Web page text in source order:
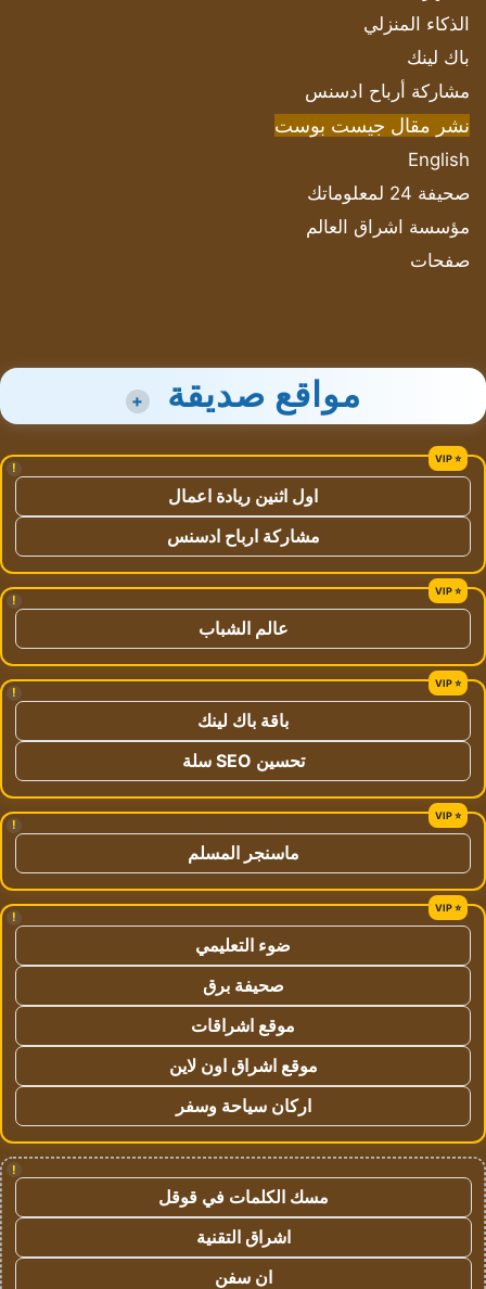
الذكاء المنزلي
باك لينك
مشاركة أرباح ادسنس
نشر مقال جيست بوست
English
صحيفة 24 لمعلوماتك
مؤسسة اشراق العالم
صفحات
مواقع صديقة +
!
اول اثنين ريادة اعمال
مشاركة ارباح ادسنس
!
عالم الشباب
!
باقة باك لينك
تحسين SEO سلة
!
ماسنجر المسلم
!
ضوء التعليمي
صحيفة برق
موقع اشراقات
موقع اشراق اون لاين
اركان سياحة وسفر
!
مسك الكلمات في قوقل
اشراق التقنية
ان سفن